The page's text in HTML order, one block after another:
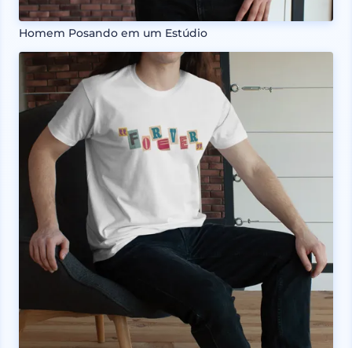
Homem Posando em um Estúdio